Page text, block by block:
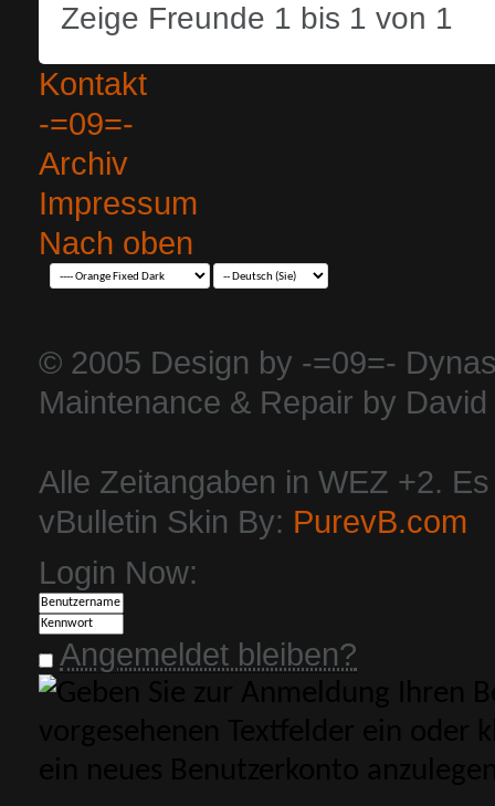
Zeige Freunde 1 bis 1 von 1
Kontakt
-=09=-
Archiv
Impressum
Nach oben
© 2005 Design by -=09=-
Maintenance & Repair by
Alle Zeitangaben in WEZ +2.
vBulletin Skin By: PurevB.com
Login Now:
Angemeldet bleiben?